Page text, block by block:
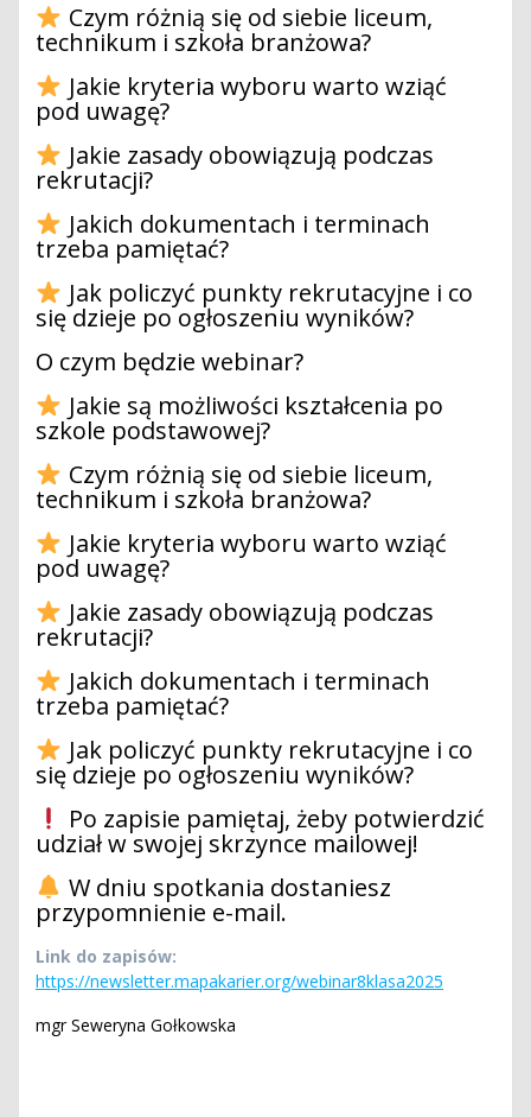
Czym różnią się od siebie liceum,
technikum i szkoła branżowa?
Jakie kryteria wyboru warto wziąć
pod uwagę?
Jakie zasady obowiązują podczas
rekrutacji?
Jakich dokumentach i terminach
trzeba pamiętać?
Jak policzyć punkty rekrutacyjne i co
się dzieje po ogłoszeniu wyników?
O czym będzie webinar?
Jakie są możliwości kształcenia po
szkole podstawowej?
Czym różnią się od siebie liceum,
technikum i szkoła branżowa?
Jakie kryteria wyboru warto wziąć
pod uwagę?
Jakie zasady obowiązują podczas
rekrutacji?
Jakich dokumentach i terminach
trzeba pamiętać?
Jak policzyć punkty rekrutacyjne i co
się dzieje po ogłoszeniu wyników?
Po zapisie pamiętaj, żeby potwierdzić
udział w swojej skrzynce mailowej!
W dniu spotkania dostaniesz
przypomnienie e-mail.
Link do zapisów:
https://newsletter.mapakarier.org/webinar8klasa2025
mgr Seweryna Gołkowska